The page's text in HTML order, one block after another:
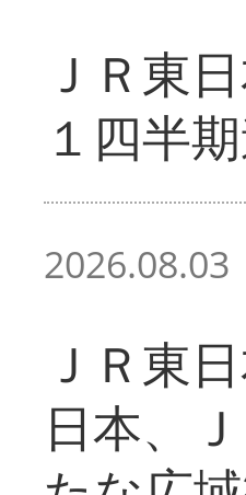
ＪＲ東
１四半
2026.08.03
ＪＲ東
日本、